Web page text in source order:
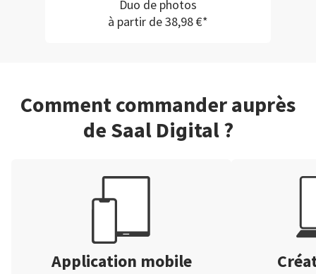
Duo de photos
à partir de 38,98 €*
Comment commander auprès
de Saal Digital ?
Application mobile